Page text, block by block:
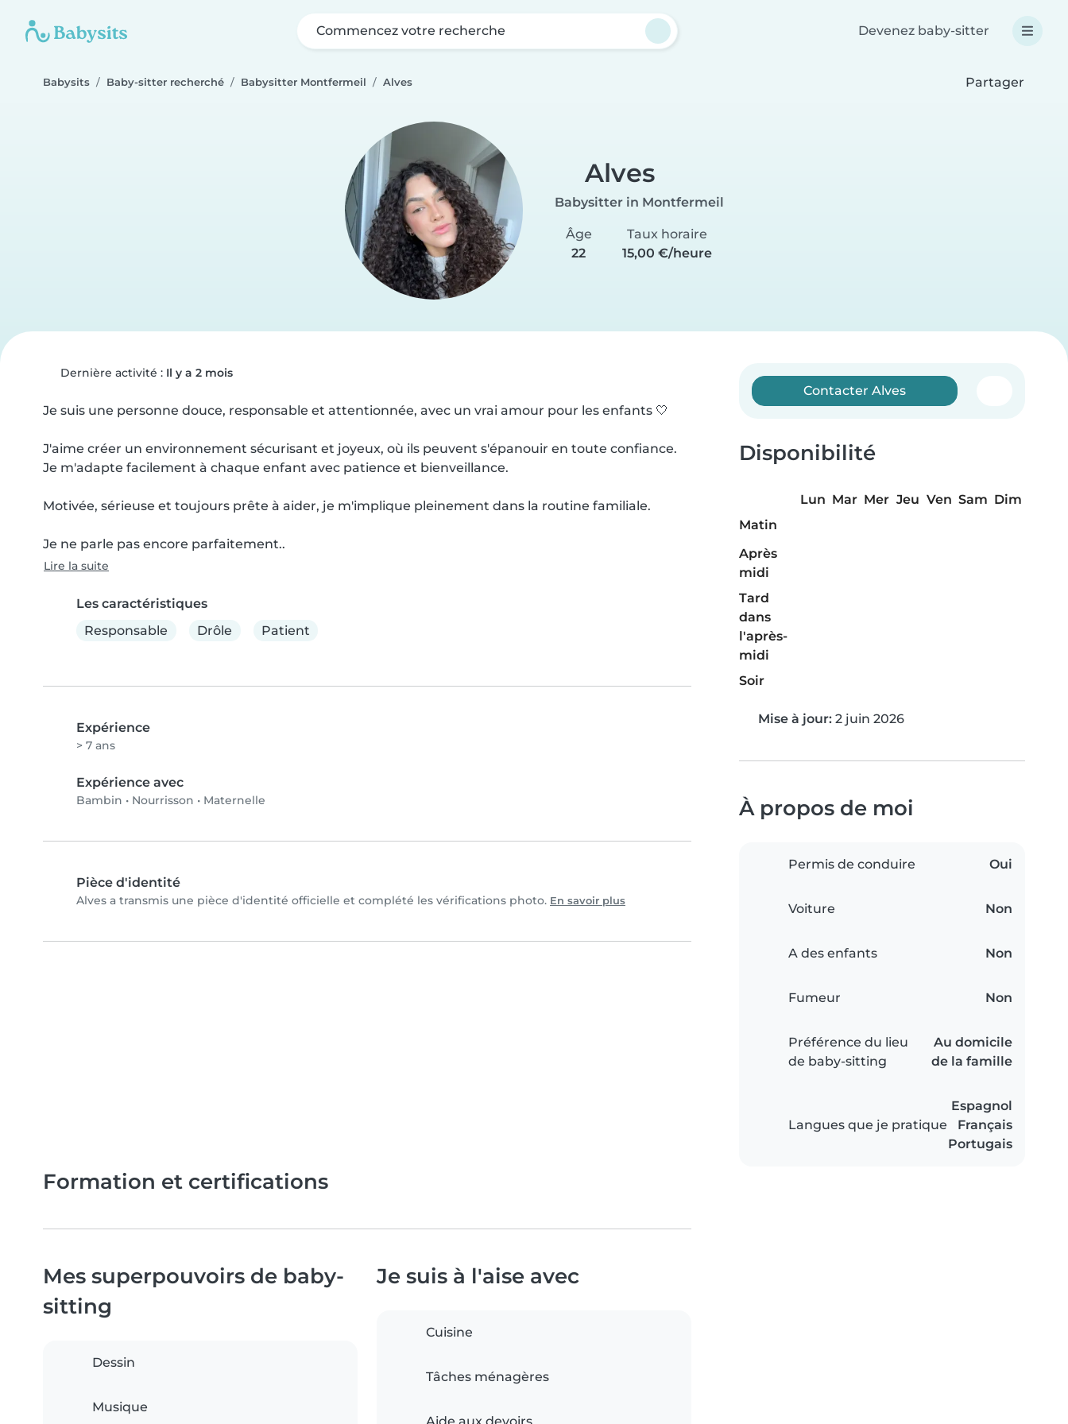
Commencez votre recherche Devenez baby-sitter
Babysits Baby-sitter recherché Babysitter Montfermeil Alves Partager
Alves
Babysitter in Montfermeil
Âge
22
Taux horaire
15,00 €/heure
Dernière activité : Il y a 2 mois
Je suis une personne douce, responsable et attentionnée, avec un vrai amour pour les enfants 🤍
J'aime créer un environnement sécurisant et joyeux, où ils peuvent s'épanouir en toute confiance.
Je m'adapte facilement à chaque enfant avec patience et bienveillance.
Motivée, sérieuse et toujours prête à aider, je m'implique pleinement dans la routine familiale.
Je ne parle pas encore parfaitement..
Lire la suite
Les caractéristiques
Responsable
Drôle Patient
Expérience
> 7 ans
Expérience avec
Bambin • Nourrisson • Maternelle
Pièce d'identité
Alves a transmis une pièce d'identité officielle et complété les vérifications photo. En savoir plus
Contacter Alves
Disponibilité
Lun Mar Mer Jeu Ven Sam Dim
Matin
Après
midi
Tard
dans
l'après-
midi
Soir
Mise à jour: 2 juin 2026
À propos de moi
Permis de conduire Oui
Voiture Non
A des enfants Non
Fumeur Non
Préférence du lieu
de baby-sitting
Au domicile
de la famille
Langues que je pratique
Espagnol
Français
Portugais
Formation et certifications
Mes superpouvoirs de baby-
sitting
Dessin
Musique
Je suis à l'aise avec
Cuisine
Tâches ménagères